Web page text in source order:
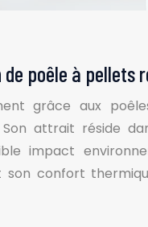
poêle à pellets
grâce aux
attrait réside
impact
confort